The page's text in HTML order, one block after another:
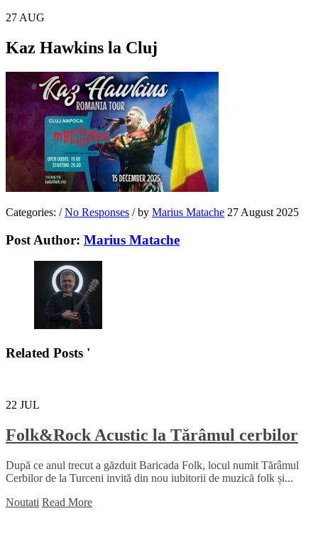
27 AUG
Kaz Hawkins la Cluj
Categories: / No Responses /by Marius Matache 27 August 2025
Post Author: Marius Matache
Related Posts '
22 JUL
Folk&Rock Acustic la Tărâmul cerbilor
După ce anul trecut a găzduit Baricada Folk, locul numit Tărâmul
Cerbilor de la Turceni invită din nou iubitorii de muzică folk și...
Noutati Read More